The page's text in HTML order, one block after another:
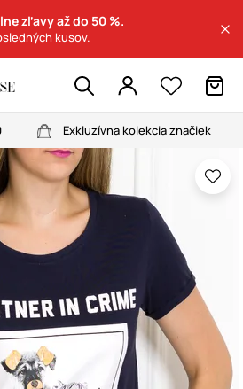
zľavy až do 50 %.
kusov.
Exkluzívna kolekcia značiek